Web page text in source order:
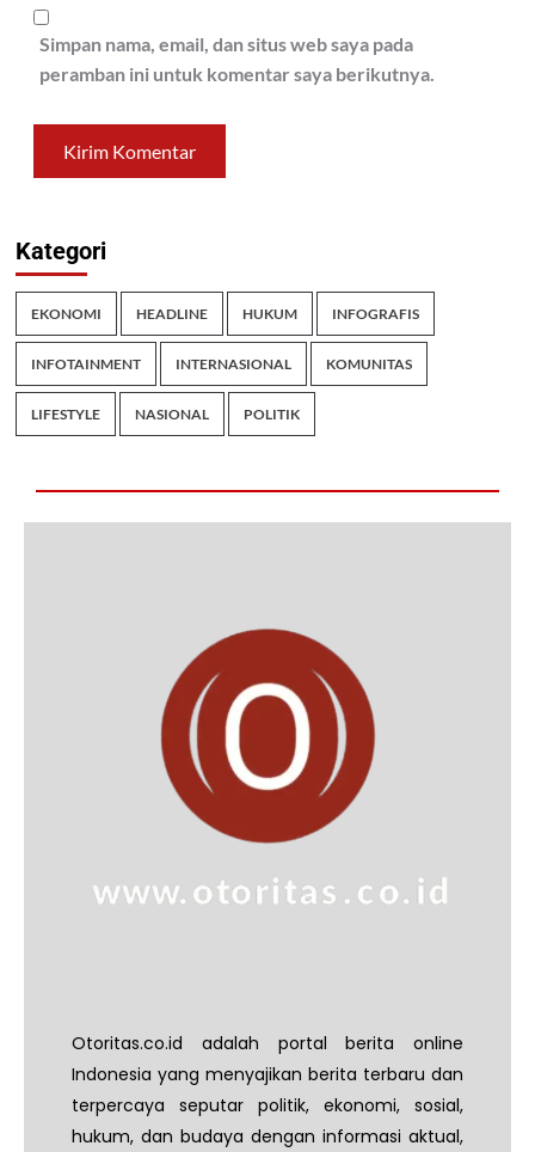
Simpan nama, email, dan situs web saya pada
peramban ini untuk komentar saya berikutnya.
Kategori
EKONOMI HEADLINE HUKUM INFOGRAFIS
INFOTAINMENT INTERNASIONAL KOMUNITAS
LIFESTYLE NASIONAL POLITIK
Otoritas.co.id adalah portal berita online
Indonesia yang menyajikan berita terbaru dan
terpercaya seputar politik, ekonomi, sosial,
hukum, dan budaya dengan informasi aktual,